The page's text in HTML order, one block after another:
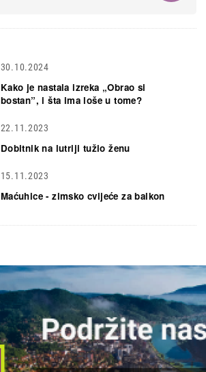
30.10.2024
Kako je nastala izreka „Obrao si
bostan”, i šta ima loše u tome?
22.11.2023
Dobitnik na lutriji tužio ženu
15.11.2023
Maćuhice - zimsko cvijeće za balkon